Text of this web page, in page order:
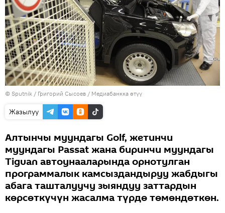
© Sputnik / Григорий Сысоев / Медиабанкка өтүү
Жазылуу
Алтынчы муундагы Golf, жетинчи
муундагы Passat жана биринчи муундагы
Tiguan автоунааларында орнотулган
программалык камсыздандыруу жабдыгы
абага ташталуучу зыяндуу заттардын
көрсөткүчүн жасалма түрдө төмөндөткөн.